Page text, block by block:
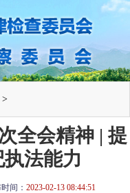
>
全会精神 | 提
法能力
间： 2023-02-13 08:44:51